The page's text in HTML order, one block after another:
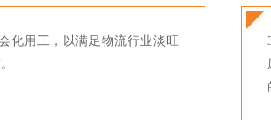
化用工，以满足物流行业淡旺